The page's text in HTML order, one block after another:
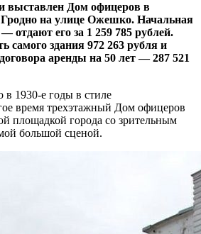
выставлен Дом офицеров в
Гродно на улице Ожешко. Начальная
отдают его за 1 259 785 рублей.
самого здания 972 263 рубля и
аренды на 50 лет — 287 521
в 1930-е годы в стиле
время трехэтажный Дом офицеров
площадкой города со зрительным
большой сценой.